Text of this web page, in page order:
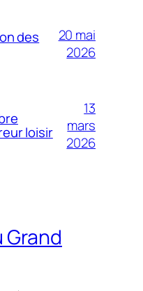
des
20 mai
2026
loisir
13
mars
2026